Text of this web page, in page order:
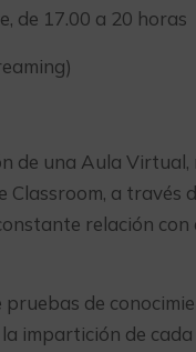
de 17.00 a 20 horas
de una Aula Virtual,
Classroom, a través
relación con
pruebas de
impartición de